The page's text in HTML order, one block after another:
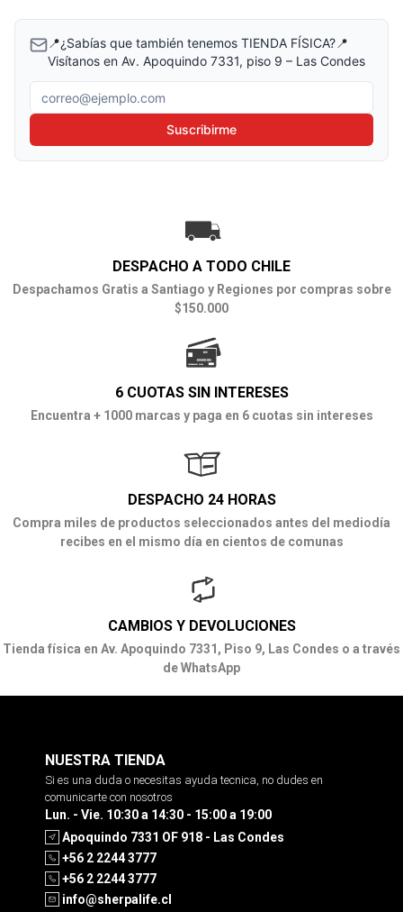
📍¿Sabías que también tenemos TIENDA FÍSICA?📍
Visítanos en Av. Apoquindo 7331, piso 9 – Las Condes
Correo electrónico
Suscribirme
DESPACHO A TODO CHILE
Despachamos Gratis a Santiago y Regiones por compras sobre
$150.000
6 CUOTAS SIN INTERESES
Encuentra + 1000 marcas y paga en 6 cuotas sin intereses
DESPACHO 24 HORAS
Compra miles de productos seleccionados antes del mediodía
recibes en el mismo día en cientos de comunas
CAMBIOS Y DEVOLUCIONES
Tienda física en Av. Apoquindo 7331, Piso 9, Las Condes o a través
de WhatsApp
NUESTRA TIENDA
Si es una duda o necesitas ayuda tecnica, no dudes en
comunicarte con nosotros
Lun. - Vie. 10:30 a 14:30 - 15:00 a 19:00
Apoquindo 7331 OF 918 - Las Condes
+56 2 2244 3777
+56 2 2244 3777
info@sherpalife.cl